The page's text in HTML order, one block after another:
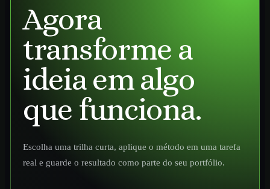
Agora
transforme a
ideia em algo
que funciona.
Escolha uma trilha curta, aplique o método em uma tarefa
real e guarde o resultado como parte do seu portfólio.